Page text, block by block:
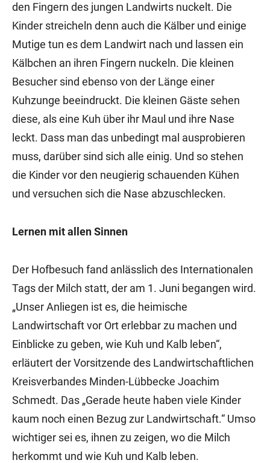
den Fingern des jungen Landwirts nuckelt. Die
Kinder streicheln denn auch die Kälber und einige
Mutige tun es dem Landwirt nach und lassen ein
Kälbchen an ihren Fingern nuckeln. Die kleinen
Besucher sind ebenso von der Länge einer
Kuhzunge beeindruckt. Die kleinen Gäste sehen
diese, als eine Kuh über ihr Maul und ihre Nase
leckt. Dass man das unbedingt mal ausprobieren
muss, darüber sind sich alle einig. Und so stehen
die Kinder vor den neugierig schauenden Kühen
und versuchen sich die Nase abzuschlecken.
Lernen mit allen Sinnen
Der Hofbesuch fand anlässlich des Internationalen
Tags der Milch statt, der am 1. Juni begangen wird.
„Unser Anliegen ist es, die heimische
Landwirtschaft vor Ort erlebbar zu machen und
Einblicke zu geben, wie Kuh und Kalb leben“,
erläutert der Vorsitzende des Landwirtschaftlichen
Kreisverbandes Minden-Lübbecke Joachim
Schmedt. Das „Gerade heute haben viele Kinder
kaum noch einen Bezug zur Landwirtschaft.“ Umso
wichtiger sei es, ihnen zu zeigen, wo die Milch
herkommt und wie Kuh und Kalb leben.